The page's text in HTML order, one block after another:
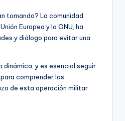
tomando? La comunidad
Europea y la ONU, ha
y diálogo para evitar una
dinámica, y es esencial seguir
comprender las
de esta operación militar